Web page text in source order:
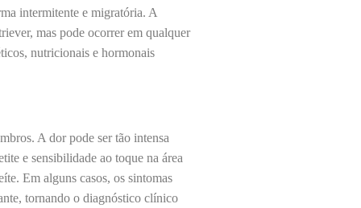
intermitente e migratória. A
mas pode ocorrer em qualquer
nutricionais e hormonais
A dor pode ser tão intensa
e sensibilidade ao toque na área
Em alguns casos, os sintomas
tornando o diagnóstico clínico